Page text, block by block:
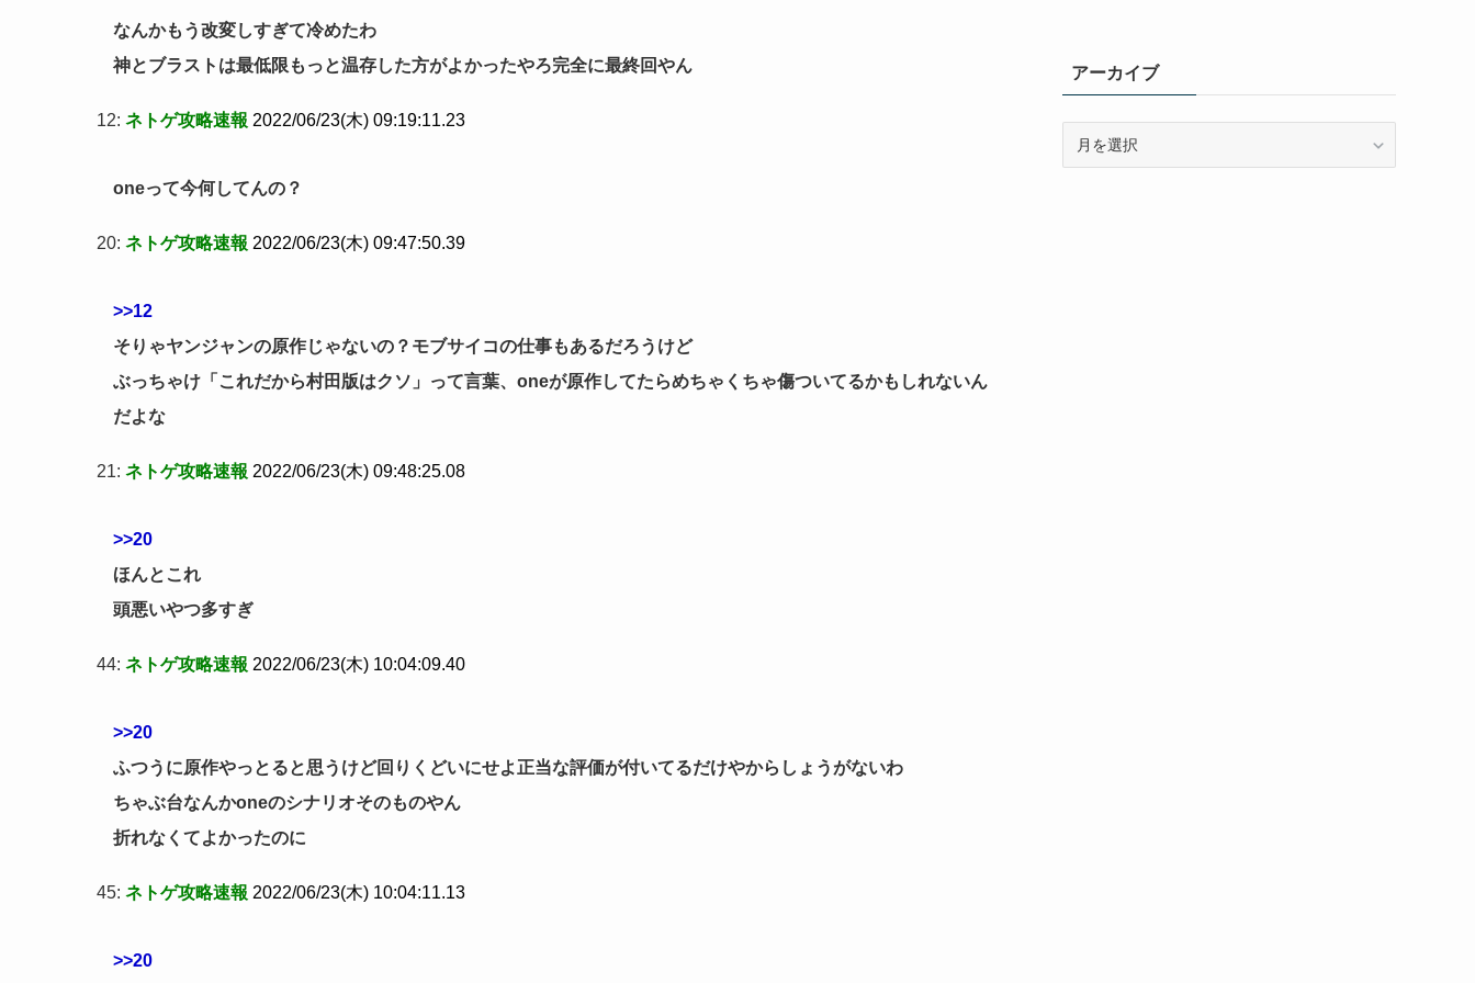
なんかもう改変しすぎて冷めたわ
神とブラストは最低限もっと温存した方がよかったやろ完全に最終回やん
12: ネトゲ攻略速報 2022/06/23(木) 09:19:11.23
oneって今何してんの？
20: ネトゲ攻略速報 2022/06/23(木) 09:47:50.39
>>12
そりゃヤンジャンの原作じゃないの？モブサイコの仕事もあるだろうけど
ぶっちゃけ「これだから村田版はクソ」って言葉、oneが原作してたらめちゃくちゃ傷ついてるかもしれないん
だよな
21: ネトゲ攻略速報 2022/06/23(木) 09:48:25.08
>>20
ほんとこれ
頭悪いやつ多すぎ
44: ネトゲ攻略速報 2022/06/23(木) 10:04:09.40
>>20
ふつうに原作やっとると思うけど回りくどいにせよ正当な評価が付いてるだけやからしょうがないわ
ちゃぶ台なんかoneのシナリオそのものやん
折れなくてよかったのに
45: ネトゲ攻略速報 2022/06/23(木) 10:04:11.13
>>20
アーカイブ